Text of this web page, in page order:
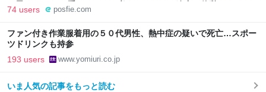
と思ってます 一手をじっくり考えられたり、途中で休憩したりでき
るのがターン制の良さじゃないですか もっとターン制を煮詰めて欲
しい→「既出だと思うがここはオクトパストラベラーを推したい
(´・ω・｀)」
74 users posfie.com
ファン付き作業服着用の５０代男性、熱中症の疑いで死亡…スポー
ツドリンクも持参
193 users www.yomiuri.co.jp
いま人気の記事をもっと読む